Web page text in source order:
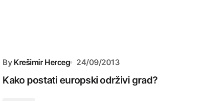
By Krešimir Herceg 24/09/2013
Kako postati europski održivi grad?